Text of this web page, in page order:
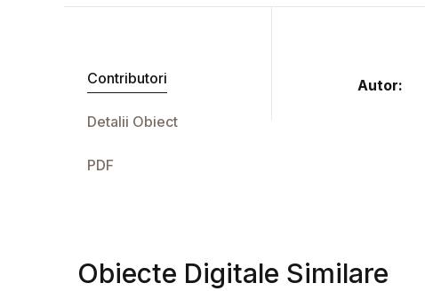
Contributori
Detalii Obiect
PDF
Autor:
Obiecte Digitale Similare